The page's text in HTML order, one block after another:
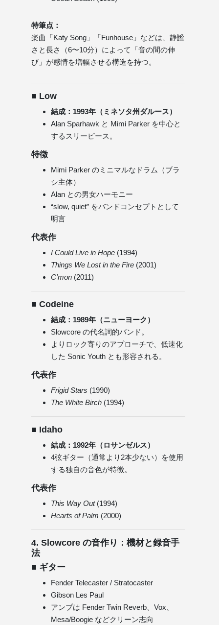
特筆点：
楽曲「Katy Song」「Funhouse」などは、静謐
さと長さ（6〜10分）によって「音の間の伸
び」が感情を増幅させる構造を持つ。
■ Low
結成：1993年（ミネソタ州ダルース）
Alan Sparhawk と Mimi Parker を中心と
するスリーピース。
特徴
Mimi Parker のミニマルなドラム（ブラ
シ主体）
Alan との男女ハーモニー
“slow, quiet” をバンドコンセプトとして
明言
代表作
I Could Live in Hope (1994)
Things We Lost in the Fire (2001)
C’mon (2011)
■ Codeine
結成：1989年（ニューヨーク）
Slowcore の代名詞的バンド。
よりロック寄りのアプローチで、低速化
した Sonic Youth とも形容される。
代表作
Frigid Stars (1990)
The White Birch (1994)
■ Idaho
結成：1992年（ロサンゼルス）
4弦ギター（通常より2本少ない）を使用
する独自の音色が特徴。
代表作
This Way Out(1994)
Hearts of Palm (2000)
4. Slowcore の音作り：機材と録音手
法
■ ギター
Fender Telecaster / Stratocaster
Gibson Les Paul
アンプは Fender Twin Reverb、Vox、
Mesa/Boogie などクリーン志向